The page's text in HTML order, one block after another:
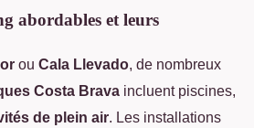
abordables et leurs
ou Cala Llevado, de nombreux
Costa Brava incluent piscines,
de plein air. Les installations